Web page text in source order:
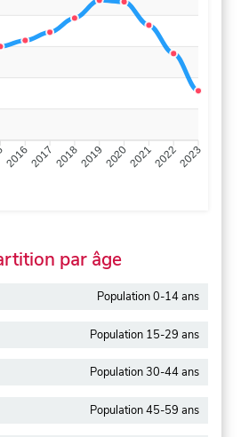
20162017 201820192020202120222023
par âge
Population 0-14 ans
Population 15-29 ans
Population 30-44 ans
Population 45-59 ans